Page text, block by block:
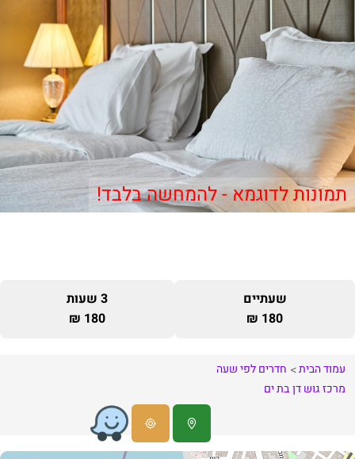
תמונות לדוגמא - להמחשה בלבד!
שעתיים
180 ₪
3 שעות
180 ₪
עמוד הבית
חדרים לפי שעה
מרכזגוש דןבת ים